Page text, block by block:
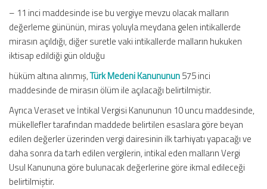
– 11 inci maddesinde ise bu vergiye mevzu olacak malların
değerleme gününün, miras yoluyla meydana gelen intikallerde
mirasın açıldığı, diğer suretle vaki intikallerde malların hukuken
iktisap edildiği gün olduğu
hüküm altına alınmış,Türk Medeni Kanununun575 inci
maddesinde de mirasın ölüm ile açılacağı belirtilmiştir.
Ayrıca Veraset ve İntikal Vergisi Kanununun 10 uncu maddesinde,
mükellefler tarafından maddede belirtilen esaslara göre beyan
edilen değerler üzerinden vergi dairesinin ilk tarhiyatı yapacağı ve
daha sonra da tarh edilen vergilerin, intikal eden malların Vergi
Usul Kanununa göre bulunacak değerlerine göre ikmal edileceği
belirtilmiştir.